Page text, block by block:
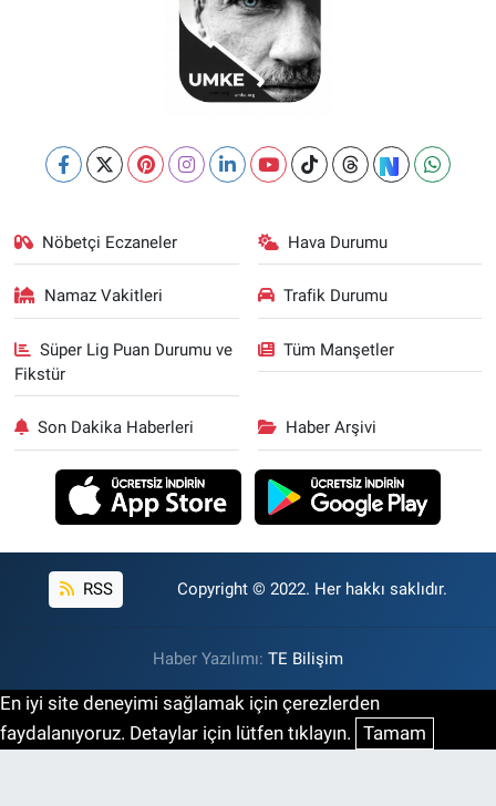
Nöbetçi Eczaneler Hava Durumu
Namaz Vakitleri Trafik Durumu
Süper Lig Puan Durumu ve
Fikstür
Tüm Manşetler
Son Dakika Haberleri Haber Arşivi
RSS Copyright © 2022. Her hakkı saklıdır.
Haber Yazılımı: TE Bilişim
En iyi site deneyimi sağlamak için çerezlerden
faydalanıyoruz. Detaylar için lütfen tıklayın. Tamam